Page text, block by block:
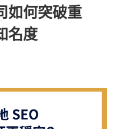
如何突破重
名度